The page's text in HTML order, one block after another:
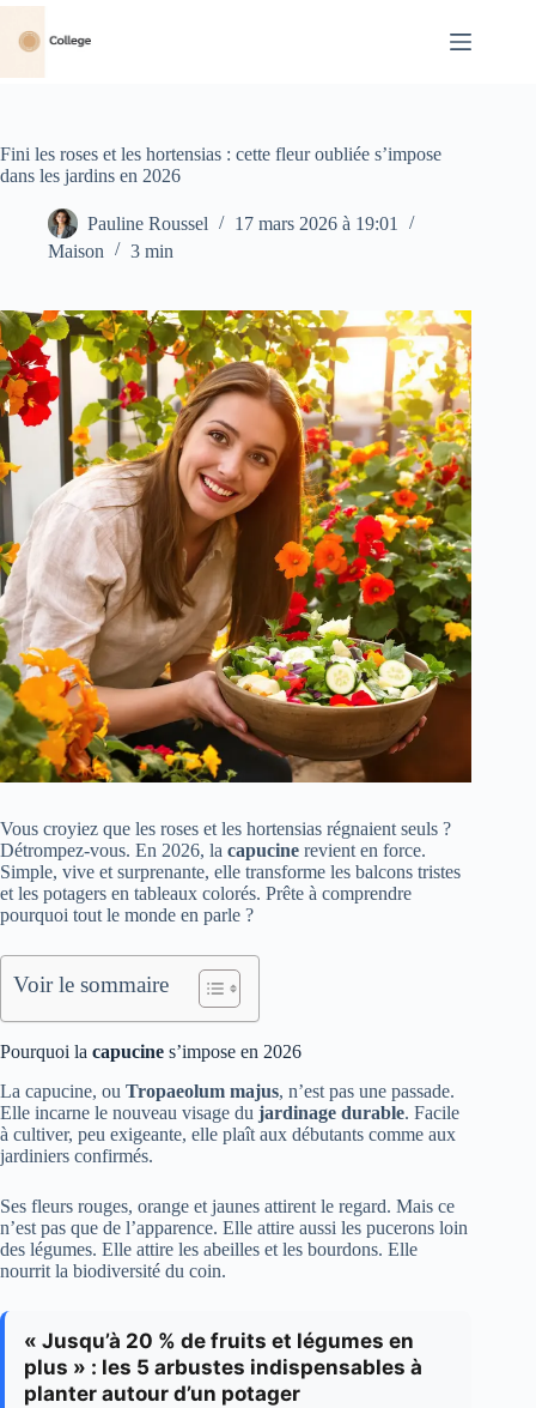
Passer
contenu
Fini les roses et les hortensias : cette fleur oubliée s’impose
dans les jardins en 2026
Pauline Roussel
17 mars 2026 à 19:01
Maison
3 min
Vous croyiez que les roses et les hortensias régnaient seuls ?
Détrompez-vous. En 2026, la capucine revient en force.
Simple, vive et surprenante, elle transforme les balcons tristes
et les potagers en tableaux colorés. Prête à comprendre
pourquoi tout le monde en parle ?
Voir le sommaire
Pourquoi la capucine s’impose en 2026
La capucine, ou Tropaeolum majus, n’est pas une passade.
Elle incarne le nouveau visage du jardinage durable. Facile
à cultiver, peu exigeante, elle plaît aux débutants comme aux
jardiniers confirmés.
Ses fleurs rouges, orange et jaunes attirent le regard. Mais ce
n’est pas que de l’apparence. Elle attire aussi les pucerons loin
des légumes. Elle attire les abeilles et les bourdons. Elle
nourrit la biodiversité du coin.
« Jusqu’à 20 % de fruits et légumes en
plus » : les 5 arbustes indispensables à
planter autour d’un potager